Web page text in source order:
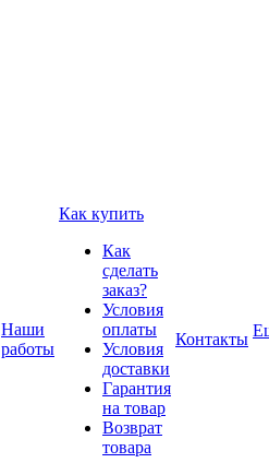
Наши
работы
Как купить
Как
сделать
заказ?
Условия
оплаты
Условия
доставки
Гарантия
на товар
Возврат
товара
Контакты